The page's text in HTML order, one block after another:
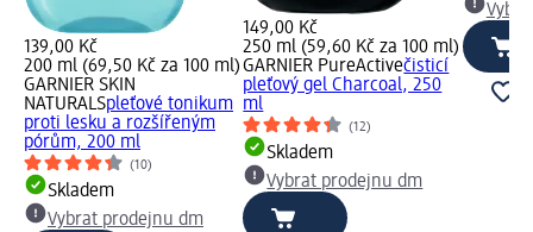
139,00 Kč
200 ml (69,50 Kč za 100 ml)
GARNIER SKIN
NATURALSpleťové tonikum
proti lesku a rozšířeným
pórům, 200 ml
(10)
Skladem
Vybrat prodejnu dm
149,00 Kč
250 ml (59,60 Kč za 100 ml)
GARNIER PureActivečisticí
pleťový gel Charcoal, 250
ml
(12)
Skladem
Vybrat prodejnu dm